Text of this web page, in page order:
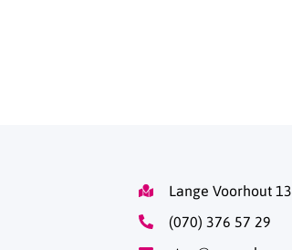
Lange Voorhout 13
(070) 376 57 29